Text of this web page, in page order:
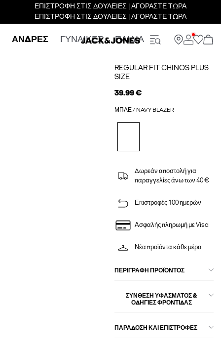
ΕΠΙΣΤΡΟΦΗ ΣΤΙΣ ΔΟΥΛΕΙΕΣ | ΑΓΟΡΑΣΤΕ ΤΩΡΑ
ΕΠΙΣΤΡΟΦΗ ΣΤΙΣ ΔΟΥΛΕΙΕΣ | ΑΓΟΡΑΣΤΕ ΤΩΡΑ
ΑΝΔΡΕΣ ΓΥΝΑΙΚΕΣ ΠΑΙΔΙΑ
REGULAR FIT CHINOS PLUS
SIZE
39.99 €
ΜΠΛΕ / NAVY BLAZER
Δωρεάν αποστολή για
παραγγελίες άνω των 40 €
Επιστροφές 100 ημερών
Ασφαλής πληρωμή με Visa
Νέα προϊόντα κάθε μέρα
ΠΕΡΙΓΡΑΦΉ ΠΡΟΪΌΝΤΟΣ
ΣΎΝΘΕΣΗ ΥΦΆΣΜΑΤΟΣ &
ΟΔΗΓΊΕΣ ΦΡΟΝΤΊΔΑΣ
ΠΑΡΑΔΟΣΗ ΚΑΙ ΕΠΙΣΤΡΟΦΕΣ